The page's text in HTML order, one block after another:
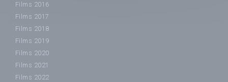
Films 2016
Films 2017
Films 2018
Films 2019
Films 2020
Films 2021
Films 2022